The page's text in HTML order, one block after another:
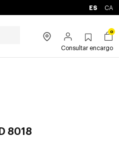
ES CA
0
Consultar encargo
8018